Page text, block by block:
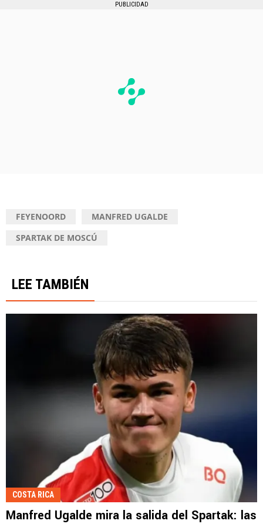
PUBLICIDAD
FEYENOORD
MANFRED UGALDE
SPARTAK DE MOSCÚ
LEE TAMBIÉN
COSTA RICA
Manfred Ugalde mira la salida del Spartak: las